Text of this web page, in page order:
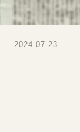
2024.07.23